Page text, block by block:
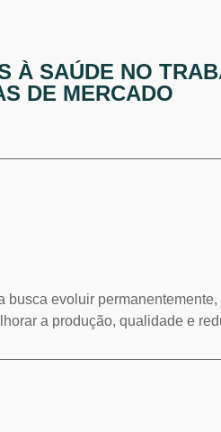
À SAÚDE NO
DE MERCADO
evoluir
a produção, qualidade e